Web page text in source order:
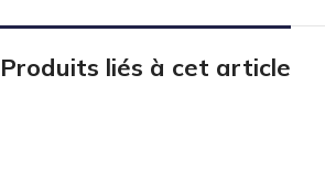
Produits liés à cet article